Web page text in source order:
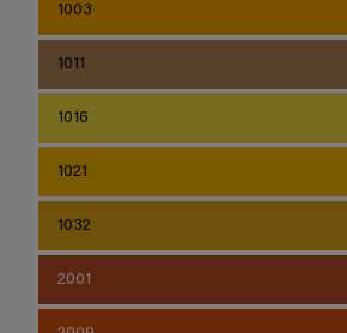
1003
1011
1016
1021
1032
2001